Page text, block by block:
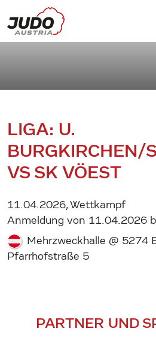
LIGA: U.
BURGKIRCHEN/
VS SK VÖEST
11.04.2026, Wettkampf
Anmeldung von 11.04.2026
Mehrzweckhalle @ 5274
Pfarrhofstraße 5
PARTNER UND